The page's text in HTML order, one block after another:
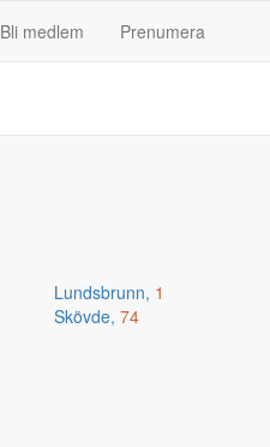
Bli medlem Prenumera
Lundsbrunn, 1
Skövde, 74